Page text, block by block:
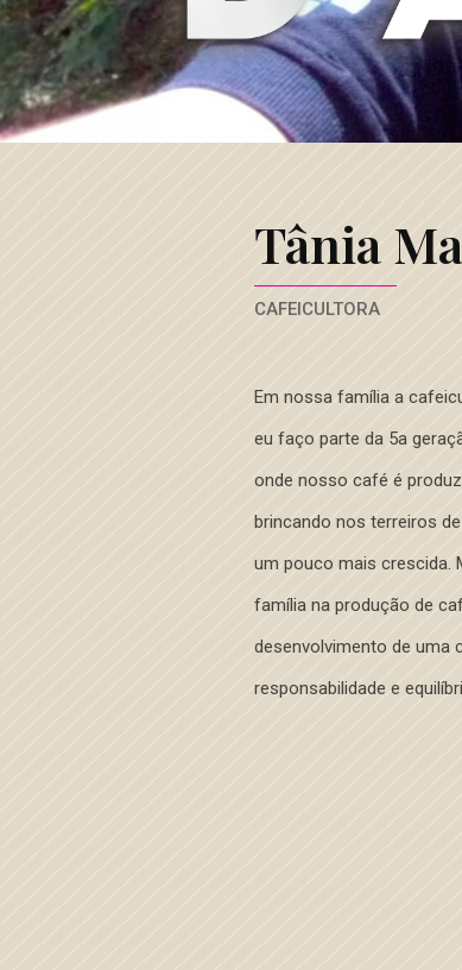
3
Tânia
CAFEICULTORA
Em nossa família a
eu faço parte da 5a
onde nosso café é
brincando nos terreiros
um pouco mais crescida.
família na produção de
desenvolvimento de uma
responsabilidade e